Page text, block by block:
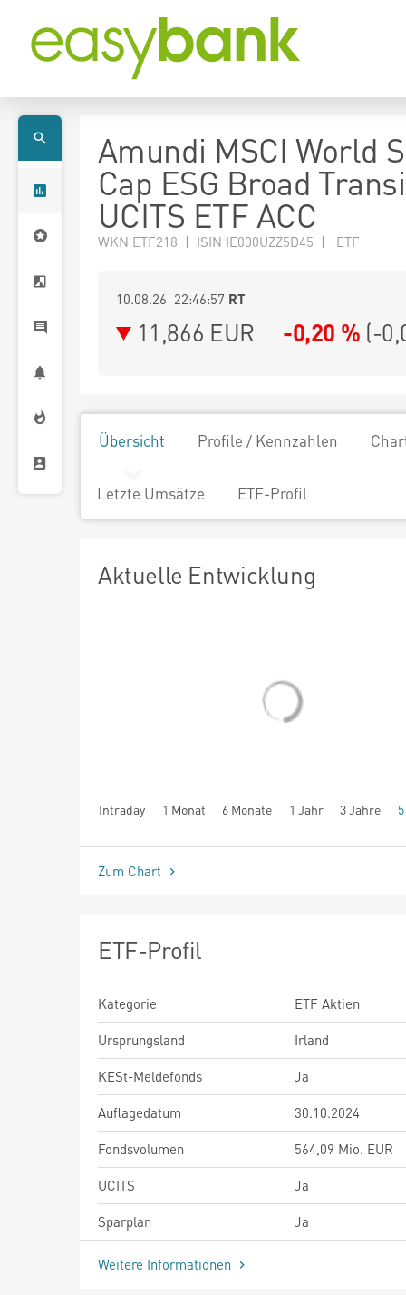
Amundi MSCI World
Cap ESG Broad
UCITS ETF ACC
WKN ETF218 | ISIN IE000UZZ5D45 | ETF
10.08.26 22:46:57 RT
11,866 EUR -0,20 % (-
Übersicht Profile / Kennzahlen
Letzte Umsätze ETF-Profil
Aktuelle Entwicklung
Intraday 1 Monat 6 Monate 1 Jahr 3 Jahre
seit Beginn
Zum Chart
ETF-Profil
Kategorie
ETF Aktien
Ursprungsland
Irland
KESt-Meldefonds
Ja
Auflagedatum
30.10.2024
Fondsvolumen
564,09 Mio. EUR
UCITS
Ja
Sparplan
Ja
Weitere Informationen